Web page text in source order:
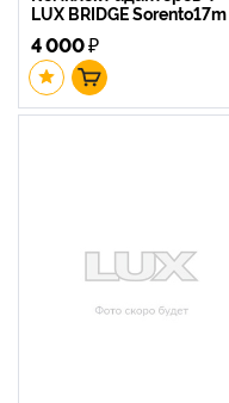
LUX BRIDGE Sorento17m
4 000₽